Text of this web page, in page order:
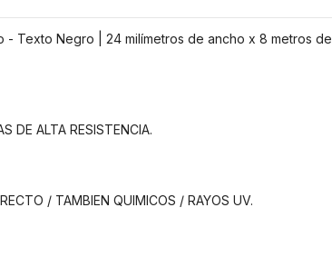
- Texto Negro | 24 milímetros de ancho x 8 metros de
DE ALTA RESISTENCIA.
/ TAMBIEN QUIMICOS / RAYOS UV.